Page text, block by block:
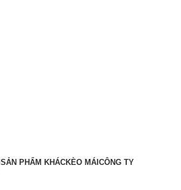
SẢN PHẨM KHÁCKÈO MÁI CÔNG TY